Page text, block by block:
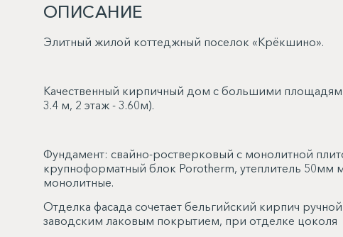
ОПИСАНИЕ
Элитный жилой коттеджный поселок «Крёкшино».
Качественный кирпичный дом с большими
3.4 м, 2 этаж - 3.60м).
Фундамент: свайно-ростверковый с монолитной
крупноформатный блок Porotherm, утеплитель 50мм
монолитные.
Отделка фасада сочетает бельгийский кирпич
заводским лаковым покрытием, при отделке цоколя